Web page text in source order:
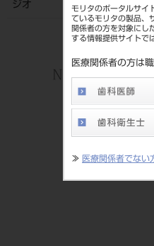
モリタのポータルサイ
ているモリタの製品、
関係者の方を対象にし
する情報提供サイトで
医療関係者の方は
≫ 医療関係者でない
ジオ